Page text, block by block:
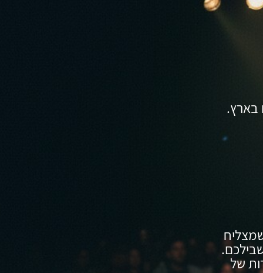
בארץ.
של